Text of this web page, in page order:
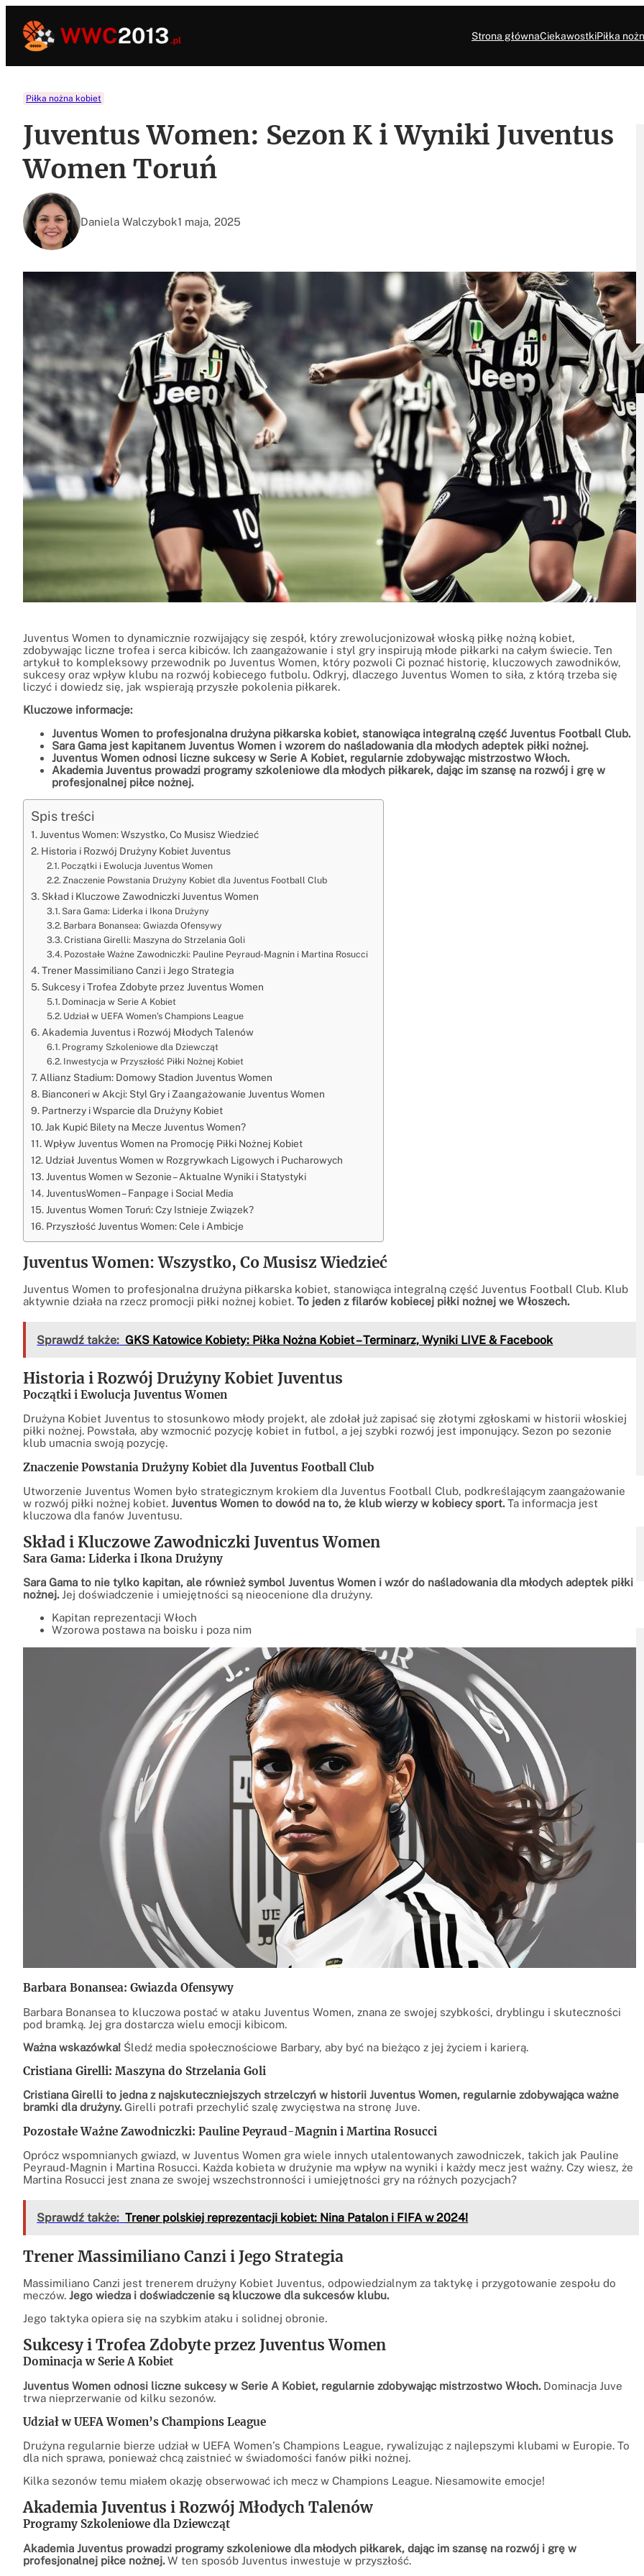
treści
Strona głównaCiekawostkiPiłka
Piłka nożna kobiet
Juventus Women: Sezon K i Wyniki Juventus
Women Toruń
Daniela Walczybok1 maja, 2025
Juventus Women to dynamicznie rozwijający się zespół, który zrewolucjonizował włoską piłkę nożną kobiet,
zdobywając liczne trofea i serca kibiców. Ich zaangażowanie i styl gry inspirują młode piłkarki na całym świecie. Ten
artykuł to kompleksowy przewodnik po Juventus Women, który pozwoli Ci poznać historię, kluczowych zawodników,
sukcesy oraz wpływ klubu na rozwój kobiecego futbolu. Odkryj, dlaczego Juventus Women to siła, z którą trzeba się
liczyć i dowiedz się, jak wspierają przyszłe pokolenia piłkarek.
Kluczowe informacje:
Juventus Women to profesjonalna drużyna piłkarska kobiet, stanowiąca integralną część Juventus Football Club.
Sara Gama jest kapitanem Juventus Women i wzorem do naśladowania dla młodych adeptek piłki nożnej.
Juventus Women odnosi liczne sukcesy w Serie A Kobiet, regularnie zdobywając mistrzostwo Włoch.
Akademia Juventus prowadzi programy szkoleniowe dla młodych piłkarek, dając im szansę na rozwój i grę w
profesjonalnej piłce nożnej.
Spis treści
Juventus Women: Wszystko, Co Musisz Wiedzieć
Historia i Rozwój Drużyny Kobiet Juventus
Początki i Ewolucja Juventus Women
Znaczenie Powstania Drużyny Kobiet dla Juventus Football Club
Skład i Kluczowe Zawodniczki Juventus Women
Sara Gama: Liderka i Ikona Drużyny
Barbara Bonansea: Gwiazda Ofensywy
Cristiana Girelli: Maszyna do Strzelania Goli
Pozostałe Ważne Zawodniczki: Pauline Peyraud-Magnin i Martina Rosucci
Trener Massimiliano Canzi i Jego Strategia
Sukcesy i Trofea Zdobyte przez Juventus Women
Dominacja w Serie A Kobiet
Udział w UEFA Women’s Champions League
Akademia Juventus i Rozwój Młodych Talenów
Programy Szkoleniowe dla Dziewcząt
Inwestycja w Przyszłość Piłki Nożnej Kobiet
Allianz Stadium: Domowy Stadion Juventus Women
Bianconeri w Akcji: Styl Gry i Zaangażowanie Juventus Women
Partnerzy i Wsparcie dla Drużyny Kobiet
Jak Kupić Bilety na Mecze Juventus Women?
Wpływ Juventus Women na Promocję Piłki Nożnej Kobiet
Udział Juventus Women w Rozgrywkach Ligowych i Pucharowych
Juventus Women w Sezonie – Aktualne Wyniki i Statystyki
JuventusWomen – Fanpage i Social Media
Juventus Women Toruń: Czy Istnieje Związek?
Przyszłość Juventus Women: Cele i Ambicje
Juventus Women: Wszystko, Co Musisz Wiedzieć
Juventus Women to profesjonalna drużyna piłkarska kobiet, stanowiąca integralną część Juventus Football Club. Klub
aktywnie działa na rzecz promocji piłki nożnej kobiet. To jeden z filarów kobiecej piłki nożnej we Włoszech.
Sprawdź także: GKS Katowice Kobiety: Piłka Nożna Kobiet – Terminarz, Wyniki LIVE & Facebook
Historia i Rozwój Drużyny Kobiet Juventus
Początki i Ewolucja Juventus Women
Drużyna Kobiet Juventus to stosunkowo młody projekt, ale zdołał już zapisać się złotymi zgłoskami w historii włoskiej
piłki nożnej. Powstała, aby wzmocnić pozycję kobiet in futbol, a jej szybki rozwój jest imponujący. Sezon po sezonie
klub umacnia swoją pozycję.
Znaczenie Powstania Drużyny Kobiet dla Juventus Football Club
Utworzenie Juventus Women było strategicznym krokiem dla Juventus Football Club, podkreślającym zaangażowanie
w rozwój piłki nożnej kobiet. Juventus Women to dowód na to, że klub wierzy w kobiecy sport.Ta informacja jest
kluczowa dla fanów Juventusu.
Skład i Kluczowe Zawodniczki Juventus Women
Sara Gama: Liderka i Ikona Drużyny
Sara Gama to nie tylko kapitan, ale również symbol Juventus Women i wzór do naśladowania dla młodych adeptek piłki
nożnej.Jej doświadczenie i umiejętności są nieocenione dla drużyny.
Kapitan reprezentacji Włoch
Wzorowa postawa na boisku i poza nim
Barbara Bonansea: Gwiazda Ofensywy
Barbara Bonansea to kluczowa postać w ataku Juventus Women, znana ze swojej szybkości, dryblingu i skuteczności
pod bramką. Jej gra dostarcza wielu emocji kibicom.
Ważna wskazówka! Śledź media społecznościowe Barbary, aby być na bieżąco z jej życiem i karierą.
Cristiana Girelli: Maszyna do Strzelania Goli
Cristiana Girelli to jedna z najskuteczniejszych strzelczyń w historii Juventus Women, regularnie zdobywająca ważne
bramki dla drużyny.Girelli potrafi przechylić szalę zwycięstwa na stronę Juve.
Pozostałe Ważne Zawodniczki: Pauline Peyraud-Magnin i Martina Rosucci
Oprócz wspomnianych gwiazd, w Juventus Women gra wiele innych utalentowanych zawodniczek, takich jak Pauline
Peyraud-Magnin i Martina Rosucci. Każda kobieta w drużynie ma wpływ na wyniki i każdy mecz jest ważny. Czy wiesz, że
Martina Rosucci jest znana ze swojej wszechstronności i umiejętności gry na różnych pozycjach?
Sprawdź także: Trener polskiej reprezentacji kobiet: Nina Patalon i FIFA w 2024!
Trener Massimiliano Canzi i Jego Strategia
Massimiliano Canzi jest trenerem drużyny Kobiet Juventus, odpowiedzialnym za taktykę i przygotowanie zespołu do
meczów. Jego wiedza i doświadczenie są kluczowe dla sukcesów klubu.
Jego taktyka opiera się na szybkim ataku i solidnej obronie.
Sukcesy i Trofea Zdobyte przez Juventus Women
Dominacja w Serie A Kobiet
Juventus Women odnosi liczne sukcesy w Serie A Kobiet, regularnie zdobywając mistrzostwo Włoch.Dominacja Juve
trwa nieprzerwanie od kilku sezonów.
Udział w UEFA Women’s Champions League
Drużyna regularnie bierze udział w UEFA Women’s Champions League, rywalizując z najlepszymi klubami w Europie. To
dla nich sprawa, ponieważ chcą zaistnieć w świadomości fanów piłki nożnej.
Kilka sezonów temu miałem okazję obserwować ich mecz w Champions League. Niesamowite emocje!
Akademia Juventus i Rozwój Młodych Talenów
Programy Szkoleniowe dla Dziewcząt
Akademia Juventus prowadzi programy szkoleniowe dla młodych piłkarek, dając im szansę na rozwój i grę w
profesjonalnej piłce nożnej.W ten sposób Juventus inwestuje w przyszłość.